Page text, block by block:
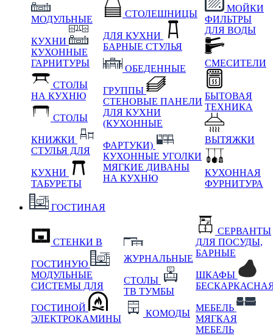
МОДУЛЬНЫЕ
КУХНИ
КУХОННЫЕ
ГАРНИТУРЫ
СТОЛЫ
НА КУХНЮ
СТОЛЫ
КНИЖКИ
СТУЛЬЯ ДЛЯ
КУХНИ
ТАБУРЕТЫ
СТОЛЕШНИЦЫ
ДЛЯ КУХНИ
БАРНЫЕ СТУЛЬЯ
ОБЕДЕННЫЕ
ГРУППЫ
СТЕНОВЫЕ ПАНЕЛИ
ДЛЯ КУХНИ
(КУХОННЫЕ
ФАРТУКИ)
КУХОННЫЕ УГОЛКИ
МЯГКИЕ ДИВАНЫ
НА КУХНЮ
МОЙКИ
ФИЛЬТРЫ
ДЛЯ ВОДЫ
СМЕСИТЕЛИ
БЫТОВАЯ
ТЕХНИКА
ВЫТЯЖКИ
КУХОННАЯ
ФУРНИТУРА
ГОСТИНАЯ
СТЕНКИ В
ГОСТИНУЮ
МОДУЛЬНЫЕ
СИСТЕМЫ ДЛЯ
ГОСТИНОЙ
ЭЛЕКТРОКАМИНЫ
ЖУРНАЛЬНЫЕ
СТОЛЫ
ТВ ТУМБЫ
КОМОДЫ
СЕРВАНТЫ
ДЛЯ ПОСУДЫ,
БАРНЫЕ
ШКАФЫ
МЕБЕЛЬ
МЯГКАЯ
МЕБЕЛЬ